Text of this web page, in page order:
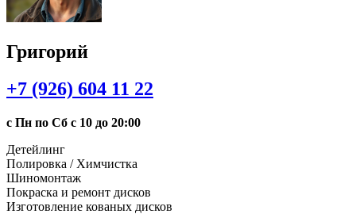
Григорий
+7 (926) 604 11 22
с Пн по Сб с 10 до 20:00
Детейлинг
Полировка / Химчистка
Шиномонтаж
Покраска и ремонт дисков
Изготовление кованых дисков